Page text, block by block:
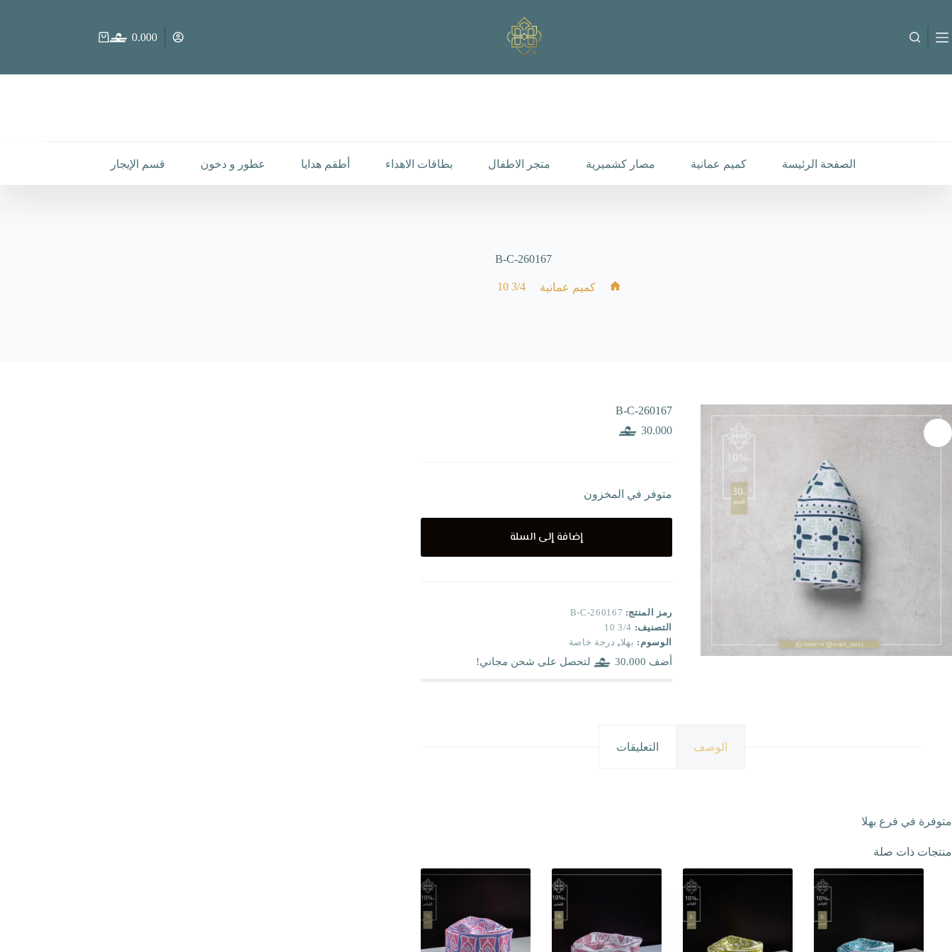
المحتوىB-C-260167
عربة
0.000
الصفحة الرئيسة كميم عمانية مصار كشميرية متجر الاطفال بطاقات الاهداء أطقم هدايا عطور و دخون قسم الإيجار
B-C-260167
كميم عمانية 3/4 10
B-C-260167
30.000
متوفر في المخزون
إضافة إلى السلة
رمز المنتج: B-C-260167
التصنيف: 3/4 10
الوسوم: بهلا, درجة خاصة
أضف 30.000 لتحصل على شحن مجاني!
الوصف التعليقات
متوفرة في فرع بهلا
منتجات ذات صلة